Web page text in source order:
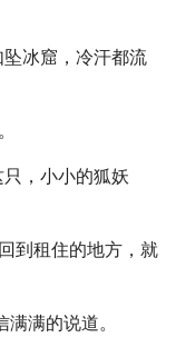
坠冰窟，冷汗都流
只，小小的狐妖
到租住的地方，就
满的说道。